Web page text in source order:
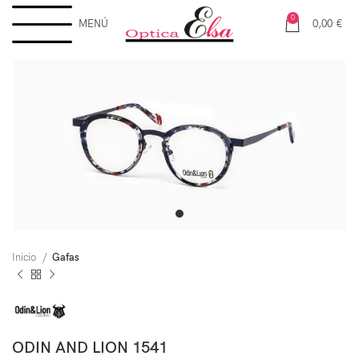
MENÚ 0 0,00 €
Inicio Gafas
ODIN AND LION 1541